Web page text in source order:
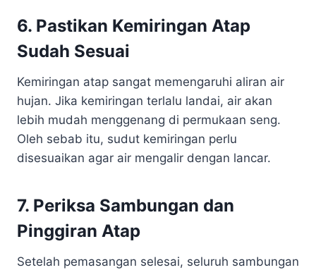
6. Pastikan Kemiringan Atap
Sudah Sesuai
Kemiringan atap sangat memengaruhi aliran air
hujan. Jika kemiringan terlalu landai, air akan
lebih mudah menggenang di permukaan seng.
Oleh sebab itu, sudut kemiringan perlu
disesuaikan agar air mengalir dengan lancar.
7. Periksa Sambungan dan
Pinggiran Atap
Setelah pemasangan selesai, seluruh sambungan